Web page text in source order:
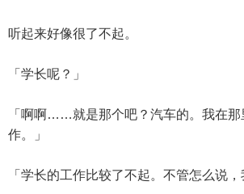
听起来好像很了不起。
「学长呢？」
「啊啊……就是那个吧？汽车的。我在那
作。」
「学长的工作比较了不起。不管怎么说，